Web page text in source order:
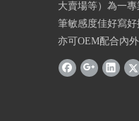
大賣場等）為一
筆敏感度佳好寫
亦可OEM配合內